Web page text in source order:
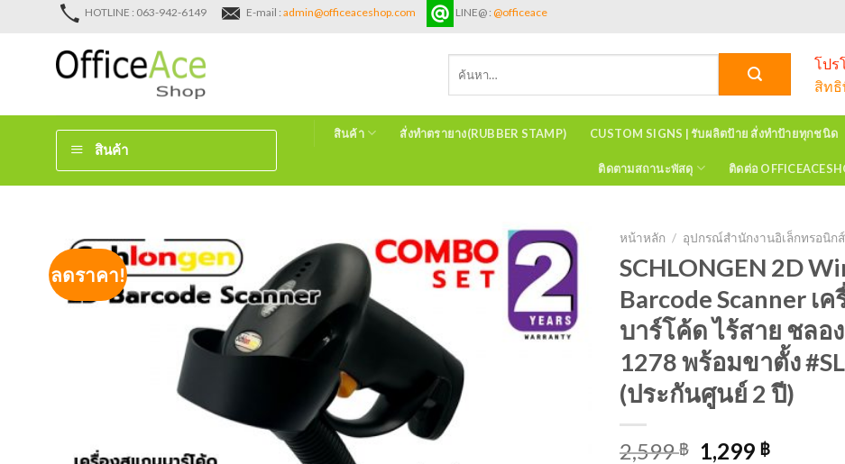
HOTLINE : 063-942-6149 E-mail : admin@officeaceshop.com LINE@ : @officeace
โปร
สิทธิ
สินค้า
สินค้า สั่งทำตรายาง(RUBBER STAMP) CUSTOM SIGNS | รับผลิตป้าย สั่งทำป้ายทุกชนิด
ติดตามสถานะพัสดุ ติดต่อ
ลดราคา!
หน้าหลัก / อุปกรณ์สำนักงานอิเล็กทรอนิกส์
SCHLONGEN 2D
Barcode Scanner เ
บาร์โค้ด ไร้สาย ชลอง
1278 พร้อมขาตั้ง
(ประกันศูนย์ 2 ปี)
2,599฿ 1,299 ฿